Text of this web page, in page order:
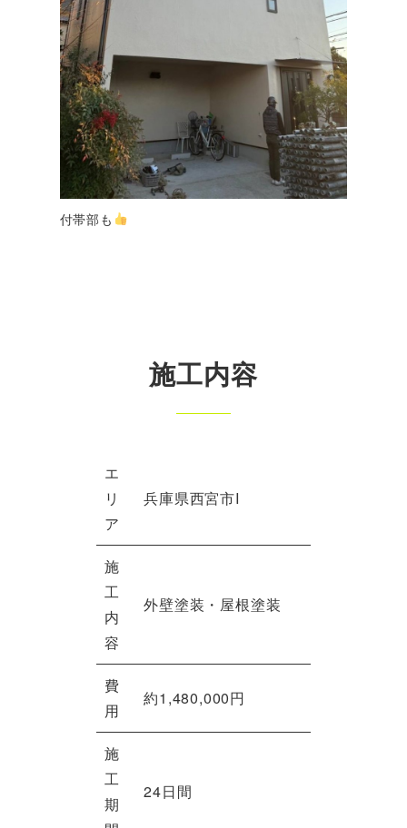
付帯部も
施工内容
エ
リ
ア
兵庫県西宮市I
施
工
内
容
外壁塗装・屋根塗装
費
用
約1,480,000円
施
工
期
24日間